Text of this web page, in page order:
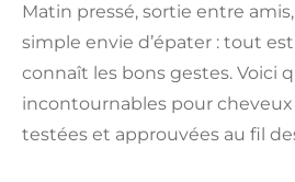
Matin pressé, sortie entre
simple envie d’épater : tout
connaît les bons gestes. Voici
incontournables pour
testées et approuvées au fil